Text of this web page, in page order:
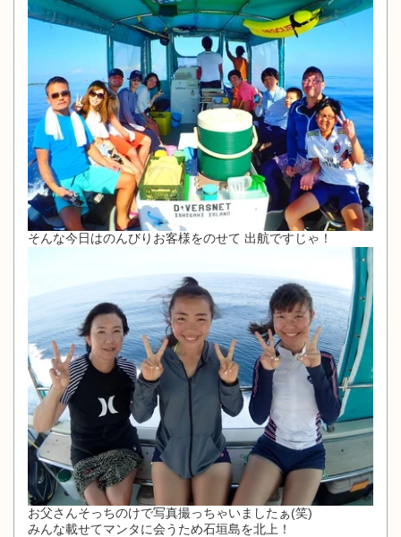
そんな今日はのんびりお客様をのせて 出航ですじゃ！
お父さんそっちのけで写真撮っちゃいましたぁ(笑)
みんな載せてマンタに会うため石垣島を北上！